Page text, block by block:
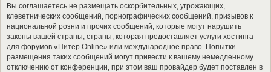
Вы соглашаетесь не размещать оскорбительных, угрожающих,
клеветнических сообщений, порнографических сообщений, призывов к
национальной розни и прочих сообщений, которые могут нарушить
законы вашей страны, страны, которая предоставляет услуги хостинга
для форумов «Питер Online» или международное право. Попытки
размещения таких сообщений могут привести к вашему немедленному
отключению от конференции, при этом ваш провайдер будет поставлен в